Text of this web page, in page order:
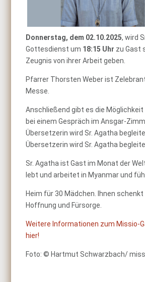
Donnerstag, dem 02.10.2025, wird
Gottesdienst um 18:15 Uhr zu Gast
Zeugnis von ihrer Arbeit geben.
Pfarrer Thorsten Weber ist
Messe.
Anschließend gibt es die
bei einem Gespräch im Ansgar-
Übersetzerin wird Sr. Agatha
Übersetzerin wird Sr. Agatha
Sr. Agatha ist Gast im Monat der
lebt und arbeitet in Myanmar und
Heim für 30 Mädchen. Ihnen schenkt
Hoffnung und Fürsorge.
Weitere Informationen zum Missio-
hier!
Foto: © Hartmut Schwarzbach/